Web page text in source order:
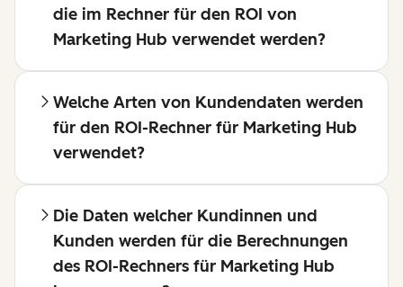
die im Rechner für den ROI von
Marketing Hub verwendet werden?
Welche Arten von Kundendaten werden
für den ROI-Rechner für Marketing Hub
verwendet?
Die Daten welcher Kundinnen und
Kunden werden für die Berechnungen
des ROI-Rechners für Marketing Hub